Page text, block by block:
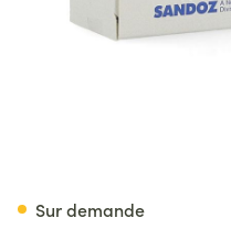
Sur demande